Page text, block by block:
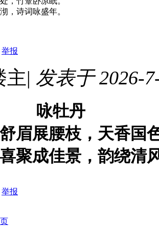
，诗词咏盛年。
举报
主| 发表于 2026-
牡丹
眉展腰枝，天香国
聚成佳景，韵绕清
举报